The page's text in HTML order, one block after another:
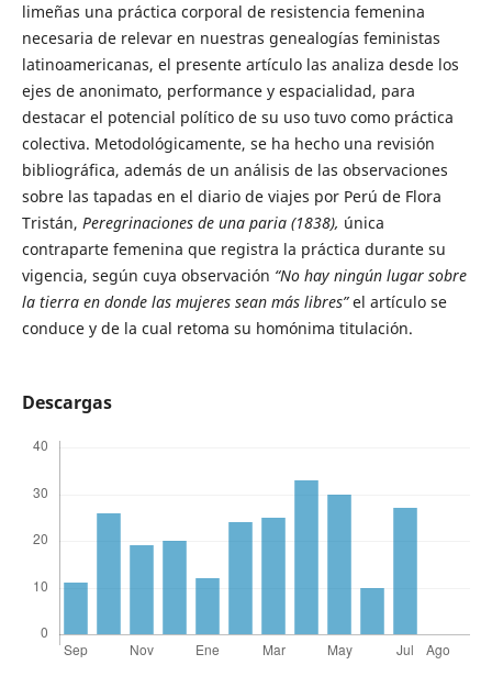
limeñas una práctica corporal de resistencia femenina
necesaria de relevar en nuestras genealogías feministas
latinoamericanas, el presente artículo las analiza desde los
ejes de anonimato, performance y espacialidad, para
destacar el potencial político de su uso tuvo como práctica
colectiva. Metodológicamente, se ha hecho una revisión
bibliográfica, además de un análisis de las observaciones
sobre las tapadas en el diario de viajes por Perú de Flora
Tristán, Peregrinaciones de una paria (1838), única
contraparte femenina que registra la práctica durante su
vigencia, según cuya observación “No hay ningún lugar sobre
la tierra en donde las mujeres sean más libres”el artículo se
conduce y de la cual retoma su homónima titulación.
Descargas